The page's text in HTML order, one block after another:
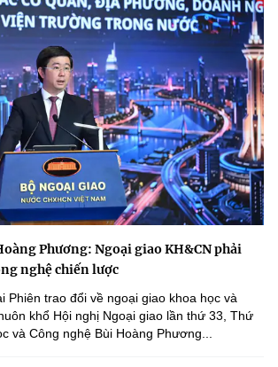
Phương: Ngoại giao KH&CN phải
nghệ chiến lược
Phiên trao đổi về ngoại giao khoa học và
khổ Hội nghị Ngoại giao lần thứ 33, Thứ
và Công nghệ Bùi Hoàng Phương...